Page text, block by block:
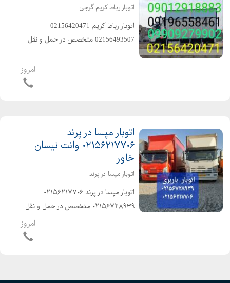
اتوبار رباط کریم گرجی
️اتوبار رباط کریم️ 02156420471 ️
02156493507 ️متخصص در حمل و نقل
و غیره ️سرویس دهی به تمام نقاط کشور
امروز
اتوبار مپسا در پرند
۰۲۱۵۶۲۱۷۷۰۶ وانت نیسان
خاور
اتوبار مپسا در پرند
۰۲۱۵۶۷۲۸۹۳۹ ️متخصص در حمل و نقل
اثاثیه منزل وجهیزیه و مبلمان و شرکتها
و غیره ️باکادر مجرب و کارگران ماهر و کار
امروز